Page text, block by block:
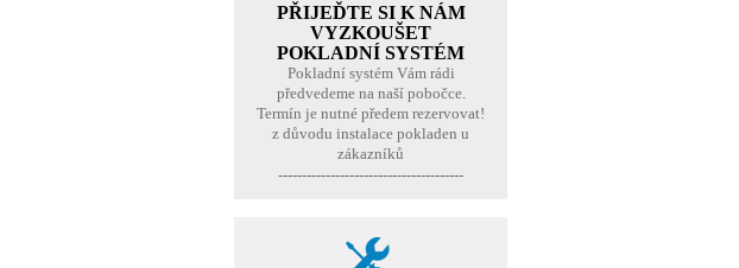
PŘIJEĎTE SI K NÁM
VYZKOUŠET
POKLADNÍ SYSTÉM
Pokladní systém Vám rádi
předvedeme na naší pobočce.
Termín je nutné předem rezervovat!
z důvodu instalace pokladen u
zákazníků
---------------------------------------